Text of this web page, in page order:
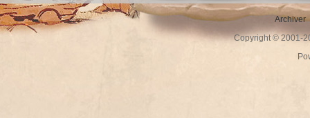
Archiver
Copyright © 2001-